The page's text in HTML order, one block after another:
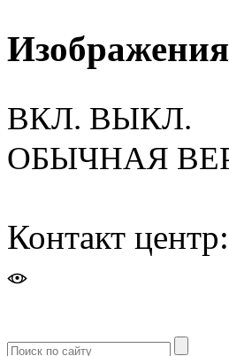
ВКЛ. ВЫКЛ.
ОБЫЧНАЯ
Контакт